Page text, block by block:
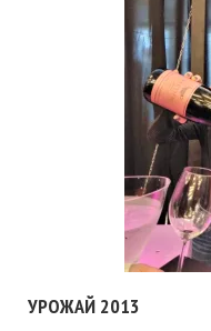
УРОЖАЙ 2013